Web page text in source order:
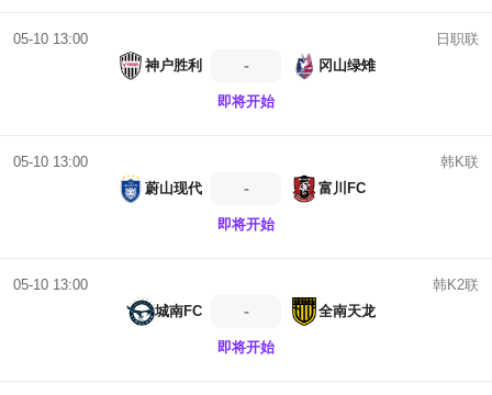
05-10 13:00
日职联
神户胜利
- 冈山绿雉
即将开始
05-10 13:00
韩K联
蔚山现代
- 富川FC
即将开始
05-10 13:00
韩K2联
城南FC
- 全南天龙
即将开始